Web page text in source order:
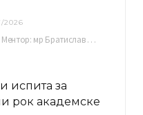
2026
Тема: Контраст средина живљења Ментор: мр Братислав Башић, редовни професор Среда, 08.07.2026. у…
испита за
рок академске